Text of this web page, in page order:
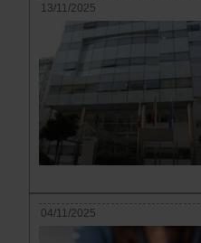
13/11/2025
04/11/2025